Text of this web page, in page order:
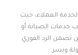
العملاء، حيث
خدمات الصيانة أو
نضمن الرد الفوري
ويسر.